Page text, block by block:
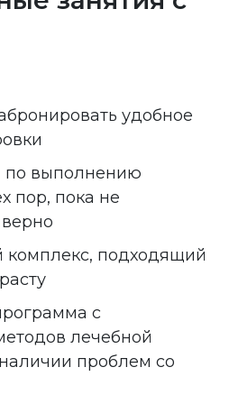
удобное
по выполнению
пор, пока не
комплекс, подходящий
с
лечебной
проблем со